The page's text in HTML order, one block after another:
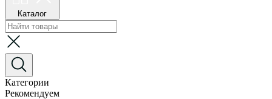
Каталог
Категории
Рекомендуем